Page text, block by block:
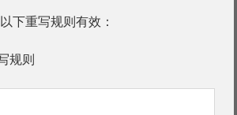
下重写规则有效：
规则